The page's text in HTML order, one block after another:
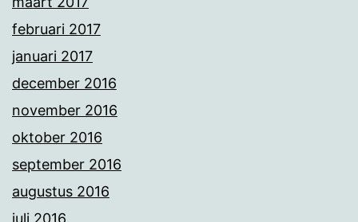
februari 2017
januari 2017
december 2016
november 2016
oktober 2016
september 2016
augustus 2016
juli 2016